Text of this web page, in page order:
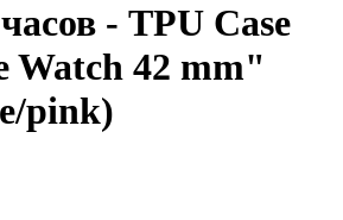
- TPU Case
Watch 42 mm"
pink)